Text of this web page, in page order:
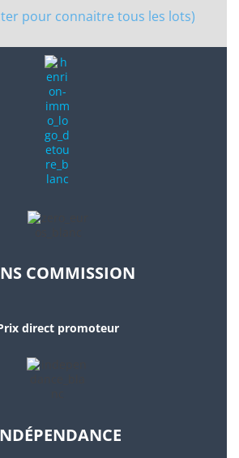
pour connaitre tous les lots)
COMMISSION
direct promoteur